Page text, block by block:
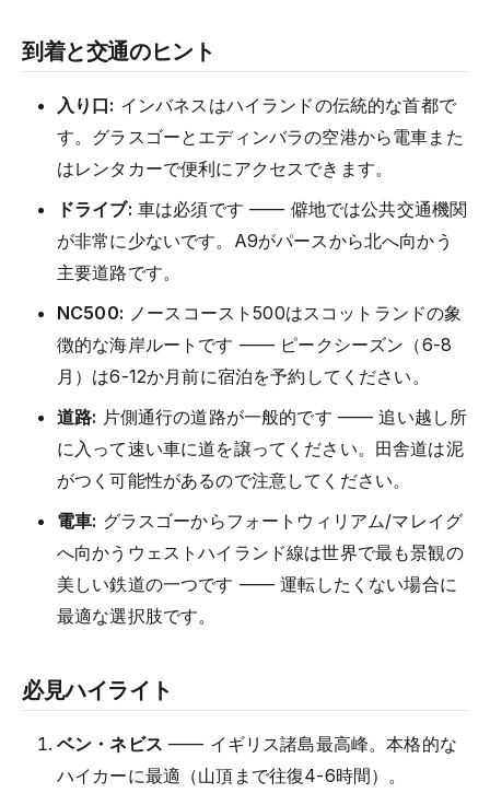
到着と交通のヒント
入り口: インバネスはハイランドの伝統的な首都で
す。グラスゴーとエディンバラの空港から電車また
はレンタカーで便利にアクセスできます。
ドライブ: 車は必須です —— 僻地では公共交通機関
が非常に少ないです。A9がパースから北へ向かう
主要道路です。
NC500: ノースコースト500はスコットランドの象
徴的な海岸ルートです —— ピークシーズン（6-8
月）は6-12か月前に宿泊を予約してください。
道路: 片側通行の道路が一般的です —— 追い越し所
に入って速い車に道を譲ってください。田舎道は泥
がつく可能性があるので注意してください。
電車: グラスゴーからフォートウィリアム/マレイグ
へ向かうウェストハイランド線は世界で最も景観の
美しい鉄道の一つです —— 運転したくない場合に
最適な選択肢です。
必見ハイライト
ベン・ネビス —— イギリス諸島最高峰。本格的な
ハイカーに最適（山頂まで往復4-6時間）。